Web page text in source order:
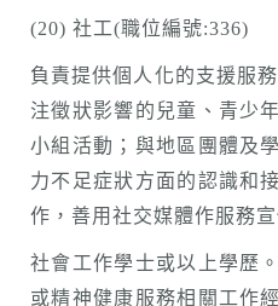
(20) 社工(職位編號:336)
負責提供個人化的支援服
注徵狀影響的兒童、青少
小組活動；與地區團體及
力不足症狀方面的認識和
作，善用社交媒體作服務宣
社會工作學士或以上學歷
或精神健康服務相關工作